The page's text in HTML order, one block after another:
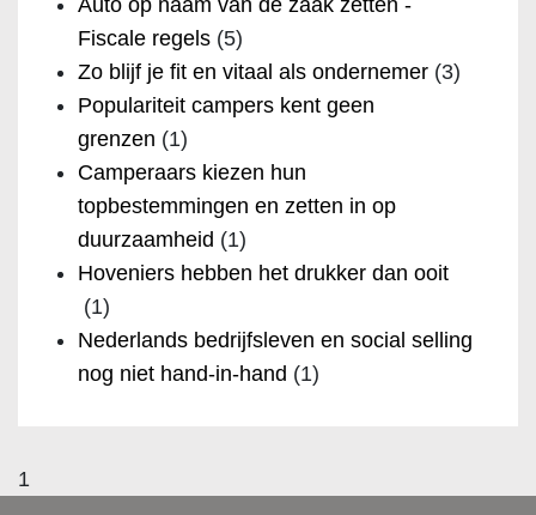
Auto op naam van de zaak zetten -
Fiscale regels (5)
Zo blijf je fit en vitaal als ondernemer (3)
Populariteit campers kent geen
grenzen (1)
Camperaars kiezen hun
topbestemmingen en zetten in op
duurzaamheid (1)
Hoveniers hebben het drukker dan ooit
(1)
Nederlands bedrijfsleven en social selling
nog niet hand-in-hand (1)
1